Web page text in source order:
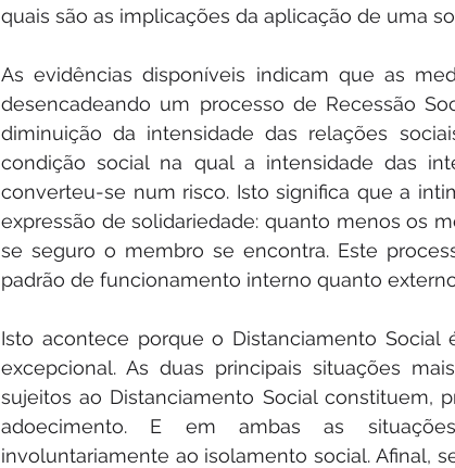
quais são as implicações da aplicação de uma
As evidências disponíveis indicam que as
desencadeando um processo de Recessão
diminuição da intensidade das relações
condição social na qual a intensidade das
converteu-se num risco. Isto significa que a
expressão de solidariedade: quanto menos os
se seguro o membro se encontra. Este
padrão de funcionamento interno quanto
Isto acontece porque o Distanciamento
excepcional. As duas principais situações
sujeitos ao Distanciamento Social constituem,
adoecimento. E em ambas as
involuntariamente ao isolamento social. Afinal,